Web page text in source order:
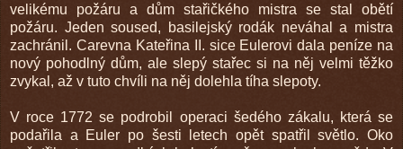
velikému požáru a dům stařičkého mistra se stal obětí
požáru. Jeden soused, basilejský rodák neváhal a mistra
zachránil. Carevna Kateřina II. sice Eulerovi dala peníze na
nový pohodlný dům, ale slepý stařec si na něj velmi těžko
zvykal, až v tuto chvíli na něj dolehla tíha slepoty.
V roce 1772 se podrobil operaci šedého zákalu, která se
podařila a Euler po šesti letech opět spatřil světlo. Oko